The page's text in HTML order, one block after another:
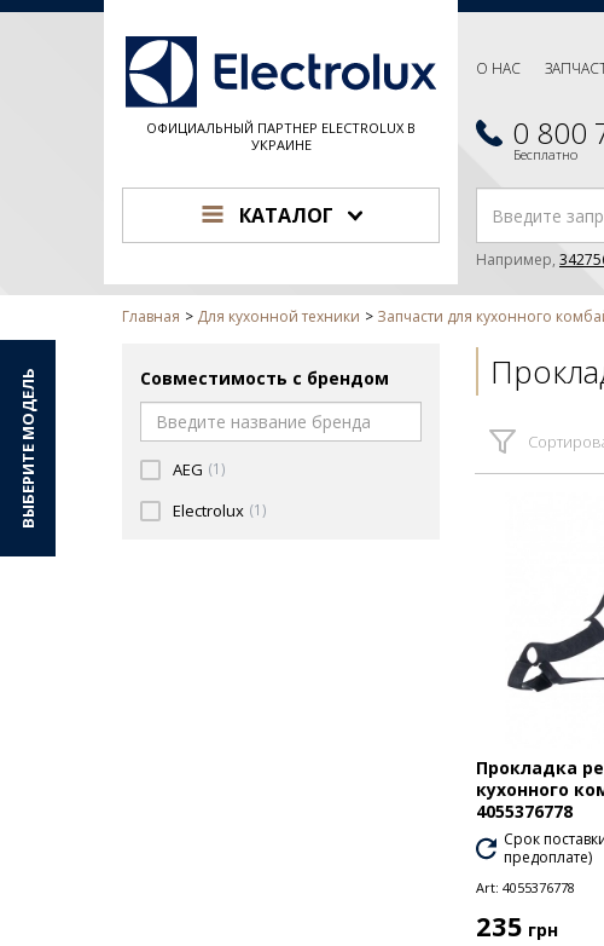
ОФИЦИАЛЬНЫЙ ПАРТНЕР ELECTROLUX В
УКРАИНЕ
О НАС
0 800
Бесплатно
КАТАЛОГ
Например,
Главная Для кухонной техники Запчасти для кухонного
Совместимость с брендом
AEG (1)
Electrolux (1)
Прокладка
кухонного
4055376778
Срок
предоплате)
Art: 4055376778
235 грн
ВЫБЕРИТЕ МОДЕЛЬ